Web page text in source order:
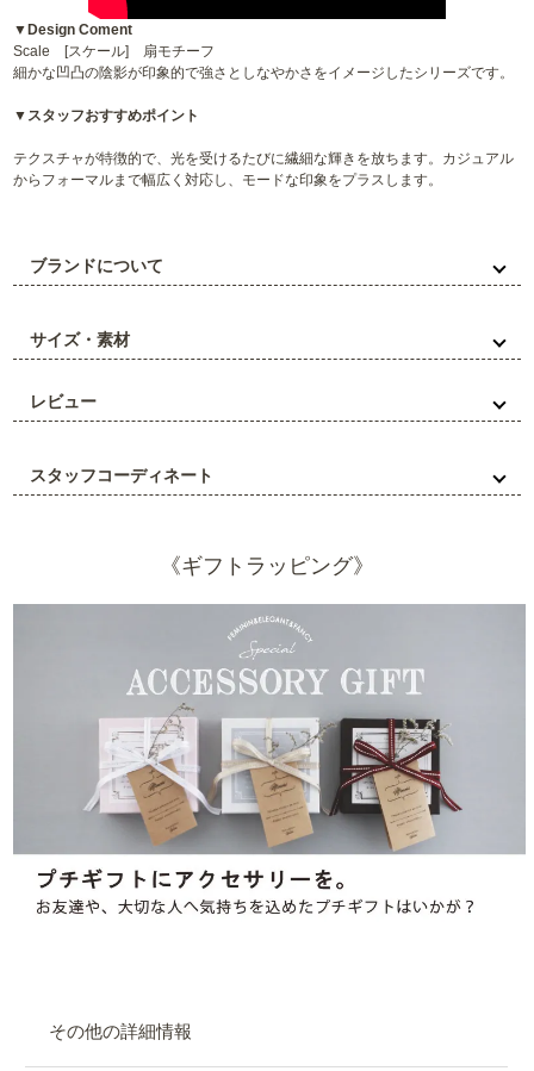
▼Design Coment
Scale [スケール] 扇モチーフ
細かな凹凸の陰影が印象的で強さとしなやかさをイメージしたシリーズです。
▼スタッフおすすめポイント
テクスチャが特徴的で、光を受けるたびに繊細な輝きを放ちます。カジュアル
からフォーマルまで幅広く対応し、モードな印象をプラスします。
ブランドについて
サイズ・素材
レビュー
スタッフコーディネート
《ギフトラッピング》
その他の詳細情報